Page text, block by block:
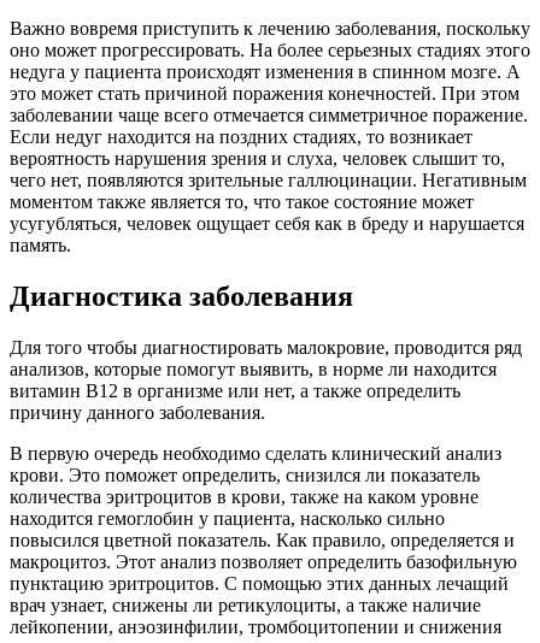
Важно вовремя приступить к лечению заболевания, поскольку
оно может прогрессировать. На более серьезных стадиях этого
недуга у пациента происходят изменения в спинном мозге. А
это может стать причиной поражения конечностей. При этом
заболевании чаще всего отмечается симметричное поражение.
Если недуг находится на поздних стадиях, то возникает
вероятность нарушения зрения и слуха, человек слышит то,
чего нет, появляются зрительные галлюцинации. Негативным
моментом также является то, что такое состояние может
усугубляться, человек ощущает себя как в бреду и нарушается
память.
Диагностика заболевания
Для того чтобы диагностировать малокровие, проводится ряд
анализов, которые помогут выявить, в норме ли находится
витамин В12 в организме или нет, а также определить
причину данного заболевания.
В первую очередь необходимо сделать клинический анализ
крови. Это поможет определить, снизился ли показатель
количества эритроцитов в крови, также на каком уровне
находится гемоглобин у пациента, насколько сильно
повысился цветной показатель. Как правило, определяется и
макроцитоз. Этот анализ позволяет определить базофильную
пунктацию эритроцитов. С помощью этих данных лечащий
врач узнает, снижены ли ретикулоциты, а также наличие
лейкопении, анэозинфилии, тромбоцитопении и снижения